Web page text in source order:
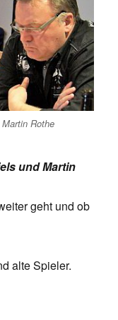
Martin Rothe
und Martin
geht und ob
alte Spieler.